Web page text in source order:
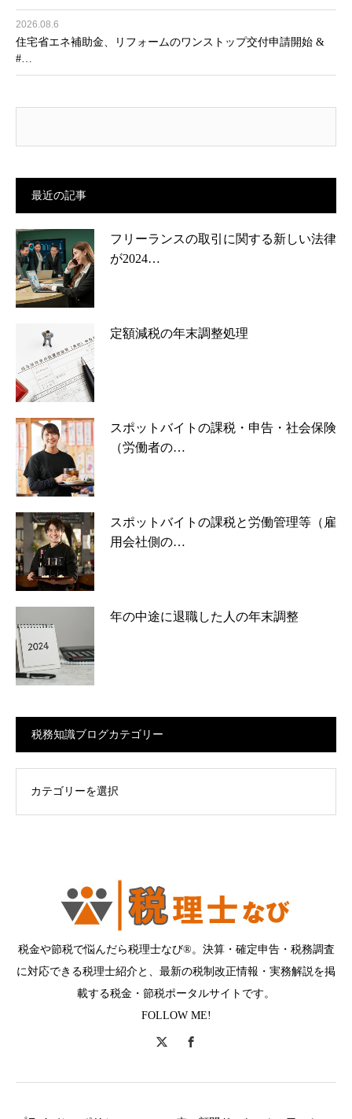
2026.08.6
住宅省エネ補助金、リフォームのワンストップ交付申請開始 &
#…
最近の記事
フリーランスの取引に関する新しい法律
が2024…
定額減税の年末調整処理
スポットバイトの課税・申告・社会保険
（労働者の…
スポットバイトの課税と労働管理等（雇
用会社側の…
年の中途に退職した人の年末調整
税務知識ブログカテゴリー
税金や節税で悩んだら税理士なび®。決算・確定申告・税務調査
に対応できる税理士紹介と、最新の税制改正情報・実務解説を掲
載する税金・節税ポータルサイトです。
FOLLOW ME!